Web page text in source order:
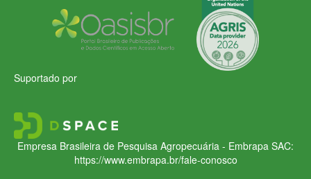
Suportado por
Empresa Brasileira de Pesquisa Agropecuária - Embrapa SAC:
https://www.embrapa.br/fale-conosco